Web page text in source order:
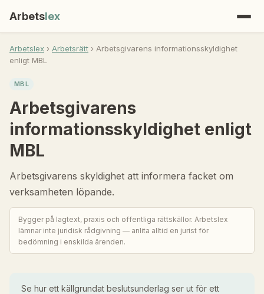
Arbetslex
Arbetslex › Arbetsrätt › Arbetsgivarens informationsskyldighet
enligt MBL
MBL
Arbetsgivarens
informationsskyldighet enligt
MBL
Arbetsgivarens skyldighet att informera facket om
verksamheten löpande.
Bygger på lagtext, praxis och offentliga rättskällor. Arbetslex
lämnar inte juridisk rådgivning — anlita alltid en jurist för
bedömning i enskilda ärenden.
Se hur ett källgrundat beslutsunderlag ser ut för ett